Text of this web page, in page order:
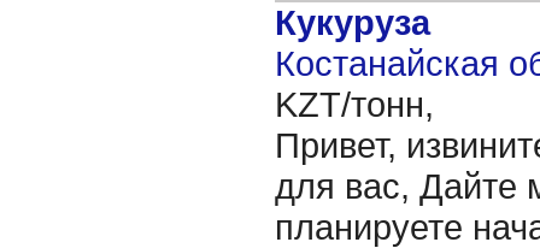
Кукуруза
Костанайская
KZT/тонн,
Привет,
для вас, Дайте
планируете